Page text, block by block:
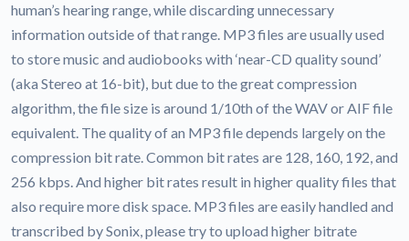
human’s hearing range, while discarding unnecessary
information outside of that range. MP3 files are usually used
to store music and audiobooks with ‘near-CD quality sound’
(aka Stereo at 16-bit), but due to the great compression
algorithm, the file size is around 1/10th of the WAV or AIF file
equivalent. The quality of an MP3 file depends largely on the
compression bit rate. Common bit rates are 128, 160, 192, and
256 kbps. And higher bit rates result in higher quality files that
also require more disk space. MP3 files are easily handled and
transcribed by Sonix, please try to upload higher bitrate